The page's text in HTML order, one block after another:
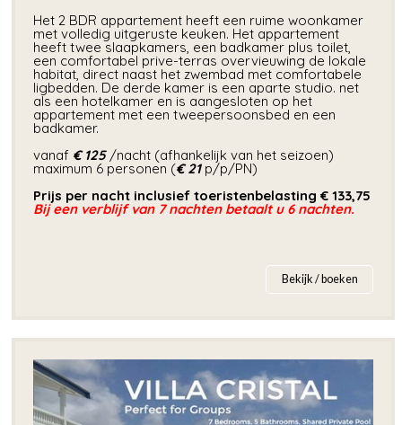
Het 2 BDR appartement heeft een ruime woonkamer
met volledig uitgeruste keuken. Het appartement
heeft twee slaapkamers, een badkamer plus toilet,
een comfortabel prive-terras overvieuwing de lokale
habitat, direct naast het zwembad met comfortabele
ligbedden. De derde kamer is een aparte studio. net
als een hotelkamer en is aangesloten op het
appartement met een tweepersoonsbed en een
badkamer.
vanaf € 125 /nacht (afhankelijk van het seizoen)
maximum 6 personen (€ 21p/p/PN)
Prijs per nacht inclusief toeristenbelasting € 133,75
Bij een verblijf van 7 nachten betaalt u 6 nachten.
Bekijk / boeken